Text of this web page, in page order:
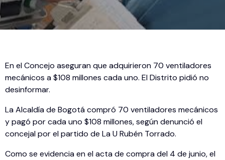
En el Concejo aseguran que adquirieron 70 ventiladores
mecánicos a $108 millones cada uno. El Distrito pidió no
desinformar.
La Alcaldía de Bogotá compró 70 ventiladores mecánicos
y pagó por cada uno $108 millones, según denunció el
concejal por el partido de La U Rubén Torrado.
Como se evidencia en el acta de compra del 4 de junio, el